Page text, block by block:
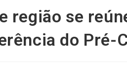
região se
do Pré-